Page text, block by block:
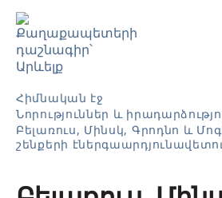
English
Հայերեն
Հիմնական էջ
Նորություններ և
Բելառուս, Մինսկ, Գրոդնո և
շենքերի